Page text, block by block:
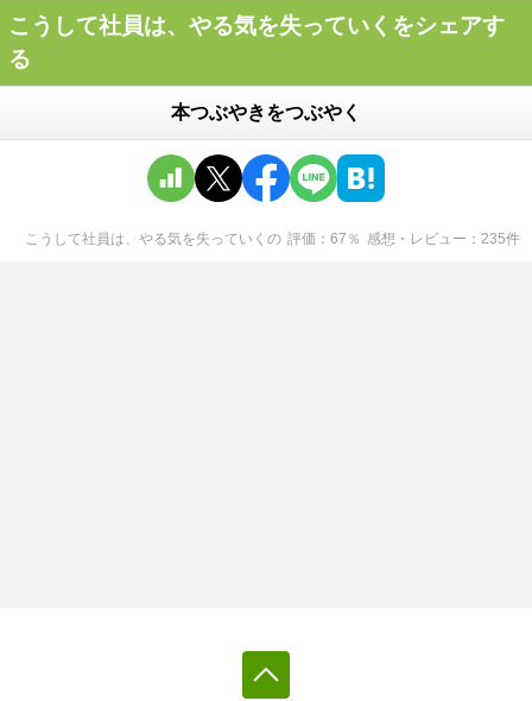
こうして社員は、やる気を失っていくをシェアす
る
本つぶやきをつぶやく
こうして社員は、やる気を失っていく の 評価 67 ％ 感想・レビュー 235件